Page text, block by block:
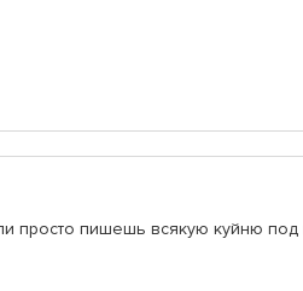
просто пишешь всякую куйню